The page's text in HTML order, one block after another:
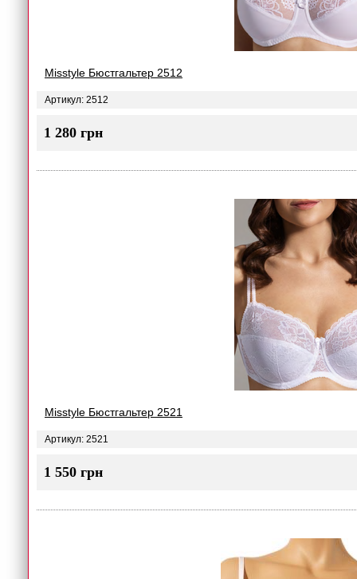
Misstyle Бюстгальтер 2512
Артикул: 2512
1 280 грн
Misstyle Бюстгальтер 2521
Артикул: 2521
1 550 грн